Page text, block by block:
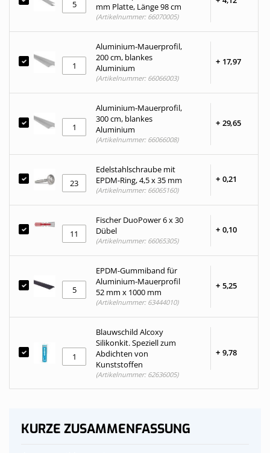
mm Platte, Länge 98 cm
(Artikelnummer: 66070005)
Aluminium-Mauerprofil,
200 cm, blankes
Aluminium
+ 17,97
(Artikelnummer: 66066003)
Aluminium-Mauerprofil,
300 cm, blankes
Aluminium
+ 29,65
(Artikelnummer: 66066008)
Edelstahlschraube mit
EPDM-Ring, 4,5 x 35 mm
+ 0,21
(Artikelnummer: 66065160)
Fischer DuoPower 6 x 30
Dübel
+ 0,10
(Artikelnummer: 66065305)
EPDM-Gummiband für
Aluminium-Mauerprofil
52 mm x 1000 mm
+ 5,25
(Artikelnummer: 63444010)
Blauwschild Alcoxy
Silikonkit. Speziell zum
Abdichten von
Kunststoffen
+ 9,78
(Artikelnummer: 62636005)
KURZE ZUSAMMENFASSUNG